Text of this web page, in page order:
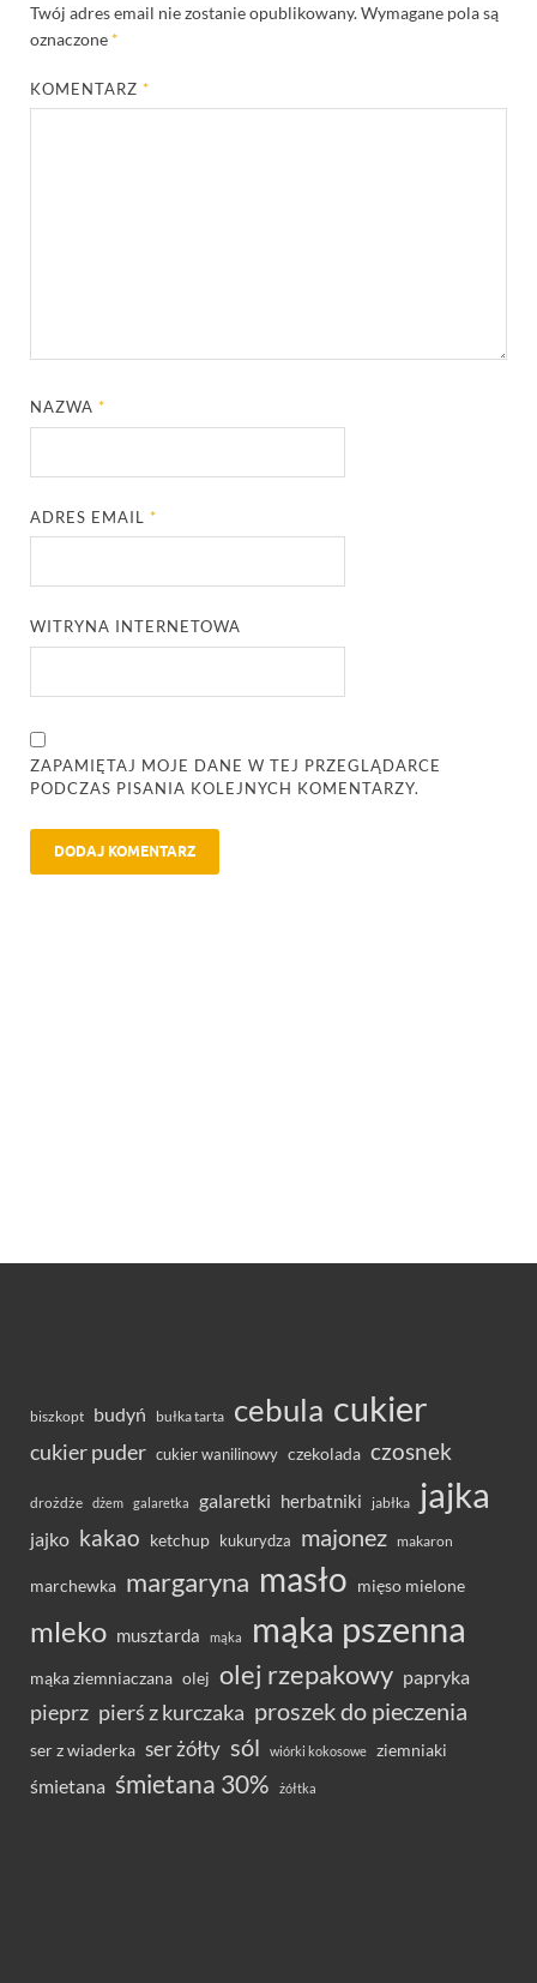
Twój adres email nie zostanie opublikowany.Wymagane pola są
oznaczone *
KOMENTARZ*
NAZWA*
ADRES EMAIL*
WITRYNA INTERNETOWA
ZAPAMIĘTAJ MOJE DANE W TEJ PRZEGLĄDARCE
PODCZAS PISANIA KOLEJNYCH KOMENTARZY.
biszkopt budyń bułka tarta cebula cukier
cukier puder cukier wanilinowy czekolada czosnek
drożdże dżem galaretka galaretki herbatniki jabłka jajka
jajko kakao ketchup kukurydza majonez makaron
marchewka margaryna masło mięso mielone
mleko musztarda mąka mąka pszenna
mąka ziemniaczana olej olej rzepakowy papryka
pieprz pierś z kurczaka proszek do pieczenia
ser z wiaderka ser żółty sól wiórki kokosowe ziemniaki
śmietana śmietana 30% żółtka